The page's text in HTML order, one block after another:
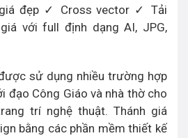
đẹp ✓ Cross vector ✓ Tải
với full định dạng AI, JPG,
sử dụng nhiều trường hợp
đạo Công Giáo và nhà thờ cho
trí nghệ thuật. Thánh giá
bằng các phần mềm thiết kế